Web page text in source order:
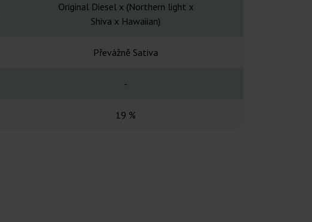
Original Diesel x (Northern light x
Shiva x Hawaiian)
Převážně Sativa
-
19 %